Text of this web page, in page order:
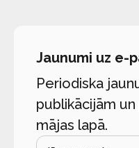
Jaunumi uz e-
Periodiska
publikācijām
mājas lapā.